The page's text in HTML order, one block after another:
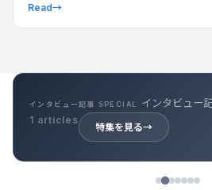
Read→
キャリア記事 SPECIAL キャリア記事 の
39 articles
特集を見る→